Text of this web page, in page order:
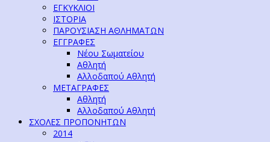
ΕΓΚΥΚΛΙΟΙ
ΙΣΤΟΡΙΑ
ΠΑΡΟΥΣΙΑΣΗ ΑΘΛΗΜΑΤΩΝ
ΕΓΓΡΑΦΕΣ
Νέου Σωματείου
Αθλητή
Αλλοδαπού Αθλητή
ΜΕΤΑΓΡΑΦΕΣ
Αθλητή
Αλλοδαπού Αθλητή
ΣΧΟΛΕΣ ΠΡΟΠΟΝΗΤΩΝ
2014